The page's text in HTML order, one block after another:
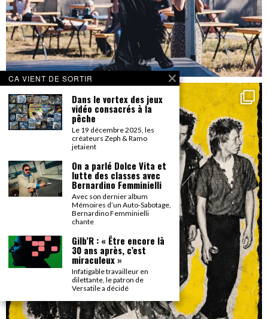
CA VIENT DE SORTIR
Dans le vortex des jeux
vidéo consacrés à la
pêche
Le 19 décembre 2025, les
créateurs Zeph & Ramo
jetaient
On a parlé Dolce Vita et
lutte des classes avec
Bernardino Femminielli
Avec son dernier album
Mémoires d’un Auto-Sabotage,
Bernardino Femminielli
chante
Gilb’R : « Être encore là
30 ans après, c’est
miraculeux »
Infatigable travailleur en
dilettante, le patron de
Versatile a décidé